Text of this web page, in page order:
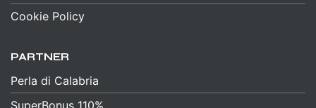
Cookie Policy
PARTNER
Perla di Calabria